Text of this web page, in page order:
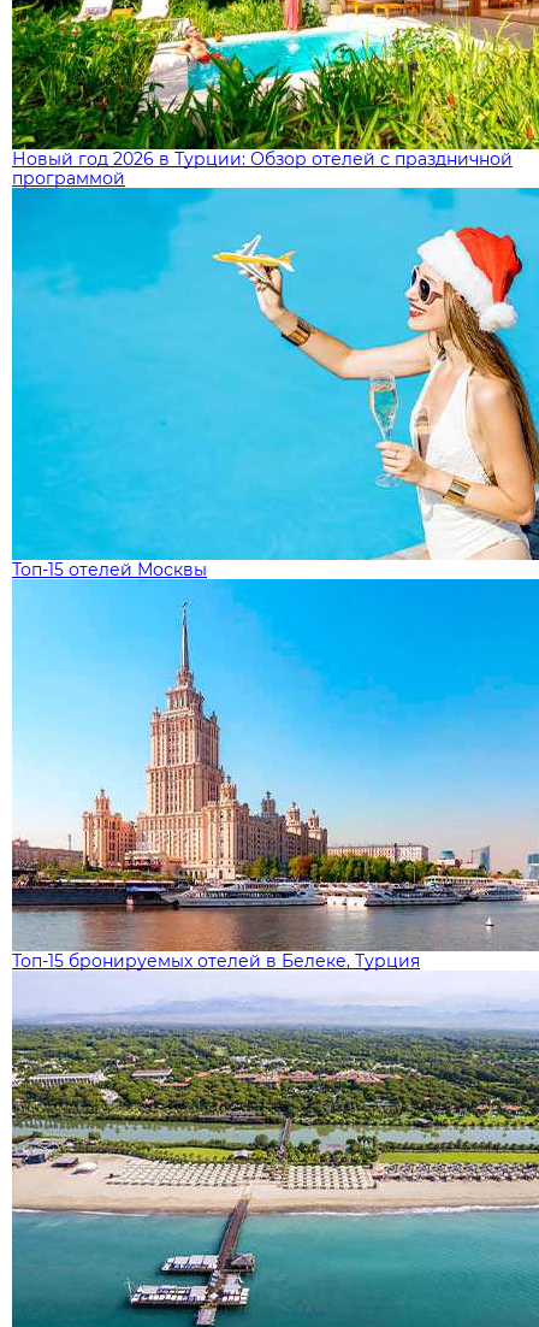
Новый год 2026 в Турции: Обзор отелей с праздничной
программой
Топ-15 отелей Москвы
Топ-15 бронируемых отелей в Белеке, Турция